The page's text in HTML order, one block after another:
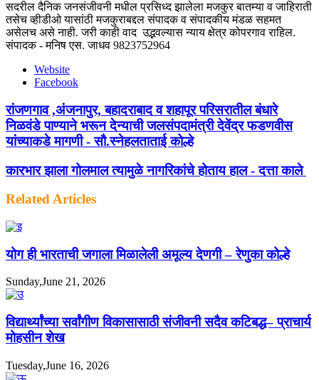
सदरील दैनिक जनसंजीवनी मधील प्रसिध्द झालेला मजकुर बातम्या व जाहिराती
तसेच व्हीडीओ यासांठी मजकुराबद्दल संपादक व संपादकीय मंडळ सहमत
असेलच असे नाही. जरी काही वाद उद्भवल्यास न्याय क्षेत्र कोपरगाव राहिल.
संपादक - मनिष एस. जाधव 9823752964
Website
Facebook
रांजणगाव ,अंजनापुर, बहादराबाद व शहापूर परिसरातील बंधारे
निळवंडे पाण्याने भरून देन्याची जलसंपदामंत्री देवेंद्र फडणवीस
यांच्याकडे मागणी - सौ.स्नेहलताताई कोल्हे
कारभार झाला गोलमाल त्यामुळे नागरिकांचे होताय हाल - दत्ता काले
Related Articles
योग ही भारताची जगाला मिळालेली अमूल्य देणगी – रेणुका कोल्हे
Sunday,June 21, 2026
विद्यार्थ्यांच्या सर्वांगीण विकासासाठी संजीवनी सदैव कटिबद्ध– प्राचार्य
मोहसीन शेख
Tuesday,June 16, 2026